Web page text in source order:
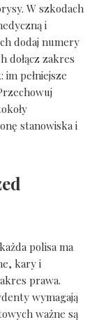
W szkodach
i
dodaj numery
dołącz zakres
pełniejsze
stanowiska i
polisa ma
kary i
prawa.
wymagają
ważne są